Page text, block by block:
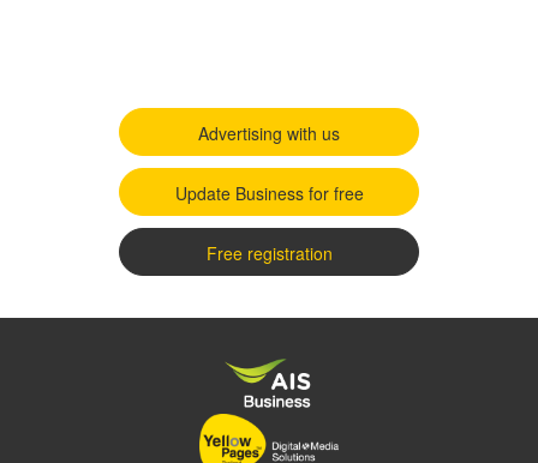
Advertising with us
Update Business for free
Free registration